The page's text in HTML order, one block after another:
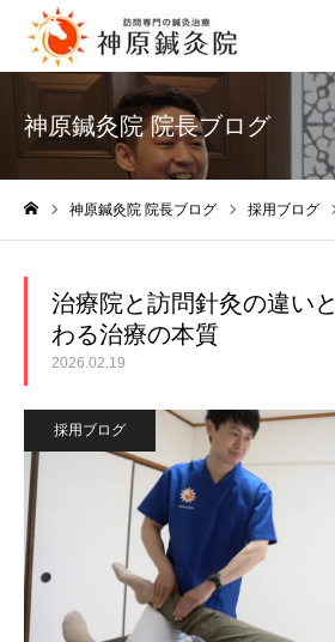
神原鍼灸院 院長ブログ
神原鍼灸院 院長ブログ 採用ブログ
治療院と訪問針灸の違い
わる治療の本質
2026.02.19
採用ブログ